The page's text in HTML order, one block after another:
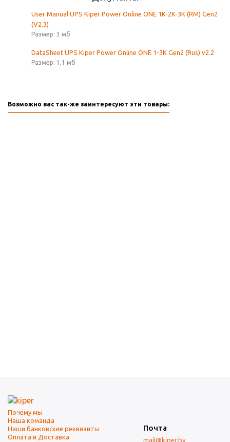
User Manual UPS Kiper Power Online ONE 1K-2K-3K (RM) Gen2
(V2.3)
Размер: 3 мб
DataSheet UPS Kiper Power Online ONE 1-3K Gen2 (Rus) v2.2
Размер: 1,1 мб
Возможно вас так-же заинтересуют эти товары:
Почему мы
Наша команда
Наши банковские реквизиты
Оплата и Доставка
Почта
mail@kiper.by